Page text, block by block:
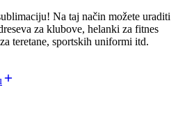
Na taj način možete uraditi
za klubove, helanki za fitnes
teretane, sportskih uniformi itd.